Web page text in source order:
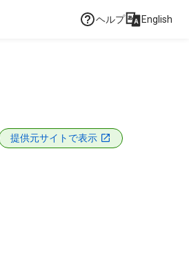
ヘルプ English
提供元サイトで表示